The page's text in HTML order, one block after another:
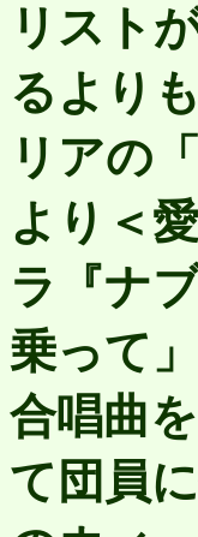
リスト
るより
リアの
より＜
ラ『ナ
乗って
合唱曲
て団員